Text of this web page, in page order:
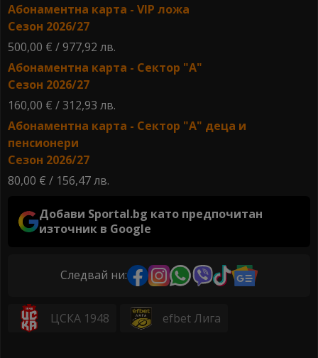
Абонаментна карта - VIP ложа
Сезон 2026/27
500,00 € / 977,92 лв.
Абонаментна карта - Сектор "А"
Сезон 2026/27
160,00 € / 312,93 лв.
Абонаментна карта - Сектор "А" деца и
пенсионери
Сезон 2026/27
80,00 € / 156,47 лв.
Добави Sportal.bg като предпочитан
източник в Google
Следвай ни:
ЦСКА 1948 efbet Лига